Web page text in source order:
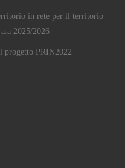
in rete per il territorio
2025/2026
progetto PRIN2022